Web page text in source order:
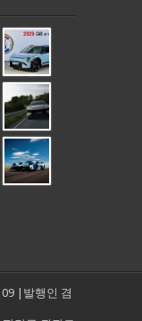
|발행인 겸